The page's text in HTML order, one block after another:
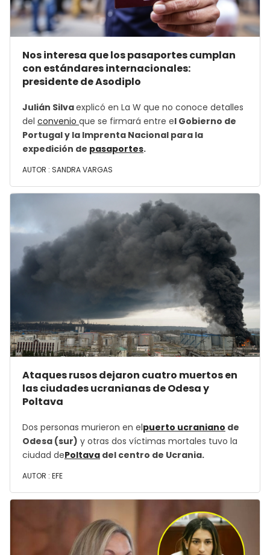
Nos interesa que los pasaportes cumplan
con estándares internacionales:
presidente de Asodiplo
Julián Silvaexplicó en La W que no conoce detalles
del convenio que se firmará entre el Gobierno de
Portugal y la Imprenta Nacional para la
expedición de pasaportes.
AUTOR : SANDRA VARGAS
Ataques rusos dejaron cuatro muertos en
las ciudades ucranianas de Odesa y
Poltava
Dos personas murieron en elpuerto ucraniano de
Odesa (sur) y otras dos víctimas mortales tuvo la
ciudad dePoltava del centro de Ucrania.
AUTOR : EFE